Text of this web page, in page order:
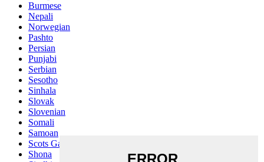
Burmese
Nepali
Norwegian
Pashto
Persian
Punjabi
Serbian
Sesotho
Sinhala
Slovak
Slovenian
Somali
Samoan
Scots Gaelic
Shona